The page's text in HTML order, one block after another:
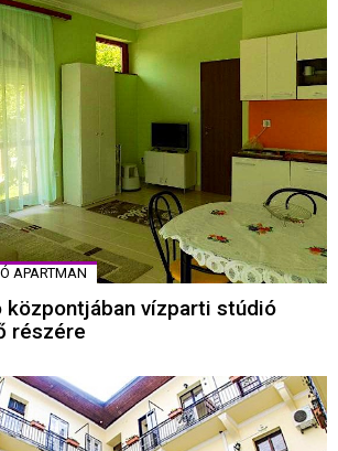
APARTMAN
központjában vízparti stúdió
részére